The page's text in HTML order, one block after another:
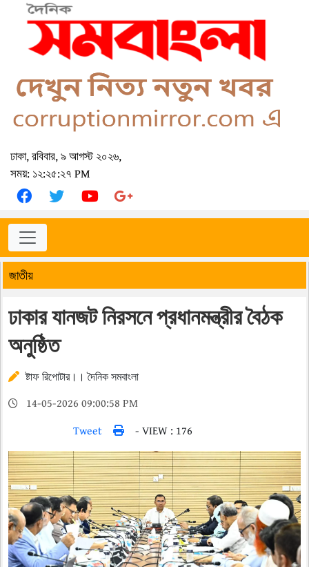
ঢাকা, রবিবার, ৯ আগস্ট ২০২৬,
সময়: ১২:২৫:২৭ PM
জাতীয়
ঢাকার যানজট নিরসনে প্রধানমন্ত্রীর বৈঠক
অনুষ্ঠিত
ষ্টাফ রিপোটার।। দৈনিক সমবাংলা
14-05-2026 09:00:58 PM
Tweet
- VIEW : 176